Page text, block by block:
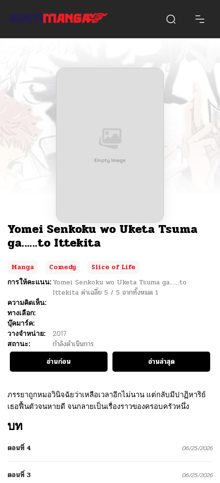
Yomei Senkoku wo Uketa Tsuma
ga……to Ittekita
Manga Comedy
Slice of Life
การให้คะแนน: Yomei Senkoku wo Uketa Tsuma ga……to
Ittekita ค่าเฉลี่ย 5 / 5 จากทั้งหมด 1
ความคิดเห็น:
ทางเลือก:
บุ๊คมาร์ค:
วางจำหน่าย:
2017
สถานะ:
กำลังดำเนินการ
อ่านก่อน
อ่านล่าสุด
ภรรยาถูกหมอวินิจฉัยว่าเหลือเวลาอีกไม่นาน แต่กลับมีปาฏิหาริย์
เธอฟื้นตัวจนหายดี จนกลายเป็นเรื่องราวของครอบครัวหนึ่ง
บท
ตอนที่ 4 06/25/2026
ตอนที่ 3 06/25/2026